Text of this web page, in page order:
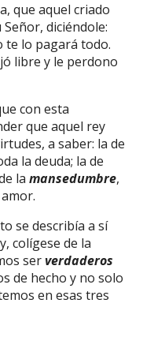
que aquel criado
diciéndole:
te lo pagará todo.
libre y le perdono
con esta
que aquel rey
a saber: la de
la deuda; la de
lamansedumbre,
se describía a sí
colígese de la
serverdaderos
de hecho y no solo
en esas tres